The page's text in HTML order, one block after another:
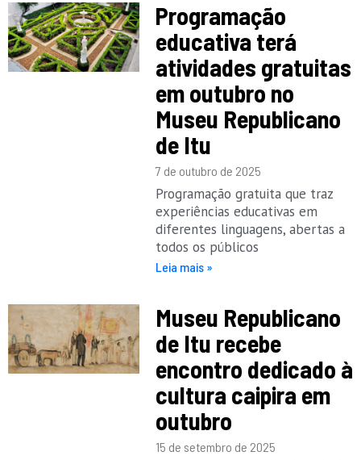
Programação
educativa terá
atividades gratuitas
em outubro no
Museu Republicano
de Itu
7 de outubro de 2025
Programação gratuita que traz
experiências educativas em
diferentes linguagens, abertas a
todos os públicos
Leia mais »
Museu Republicano
de Itu recebe
encontro dedicado à
cultura caipira em
outubro
15 de setembro de 2025